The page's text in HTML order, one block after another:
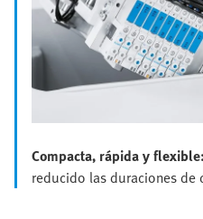
Compacta, rápida y flexible:
reducido las duraciones de